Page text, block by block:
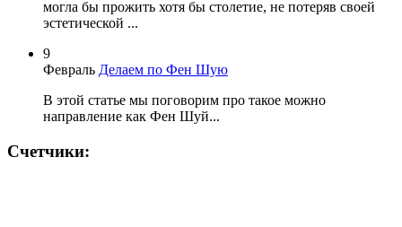
могла бы прожить хотя бы столетие, не потеряв своей
эстетической ...
9
Февраль Делаем по Фен Шую
В этой статье мы поговорим про такое можно
направление как Фен Шуй...
Счетчики: